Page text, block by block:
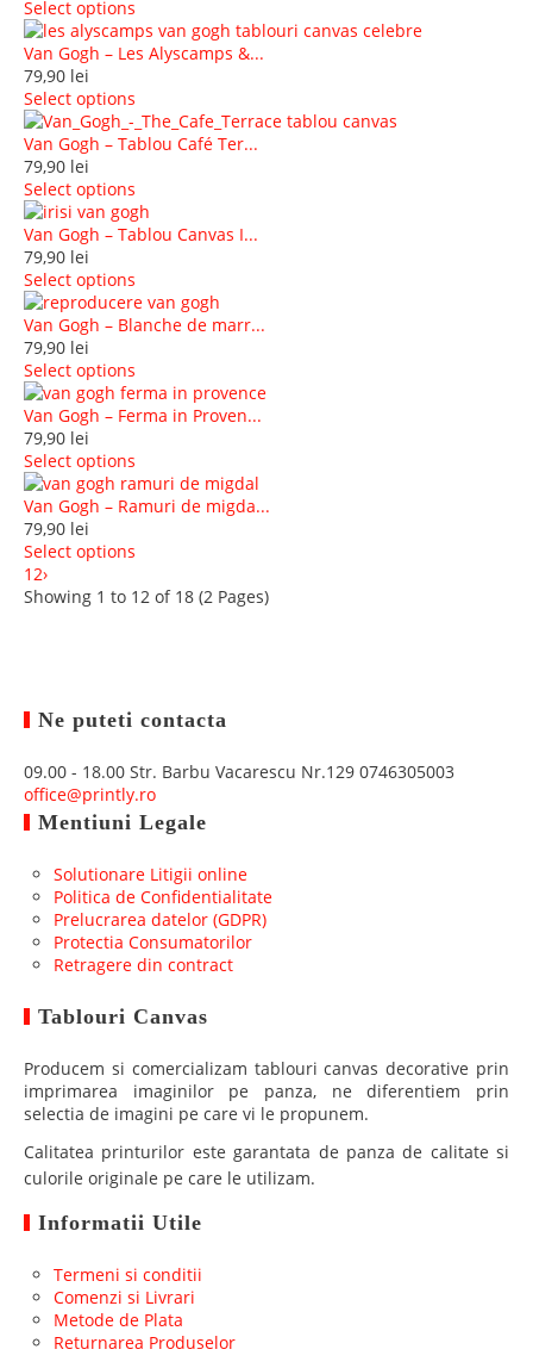
Select options
Van Gogh – Les Alyscamps &...
79,90 lei
Select options
Van Gogh – Tablou Café Ter...
79,90 lei
Select options
Van Gogh – Tablou Canvas I...
79,90 lei
Select options
Van Gogh – Blanche de marr...
79,90 lei
Select options
Van Gogh – Ferma in Proven...
79,90 lei
Select options
Van Gogh – Ramuri de migda...
79,90 lei
Select options
1 2›
Showing 1 to 12 of 18 (2 Pages)
Ne puteti contacta
09.00 - 18.00 Str. Barbu Vacarescu Nr.129 0746305003
office@printly.ro
Mentiuni Legale
Solutionare Litigii online
Politica de Confidentialitate
Prelucrarea datelor (GDPR)
Protectia Consumatorilor
Retragere din contract
Tablouri Canvas
Producem si comercializam tablouri canvas decorative prin
imprimarea imaginilor pe panza, ne diferentiem prin
selectia de imagini pe care vi le propunem.
Calitatea printurilor este garantata de panza de calitate si
culorile originale pe care le utilizam.
Informatii Utile
Termeni si conditii
Comenzi si Livrari
Metode de Plata
Returnarea Produselor